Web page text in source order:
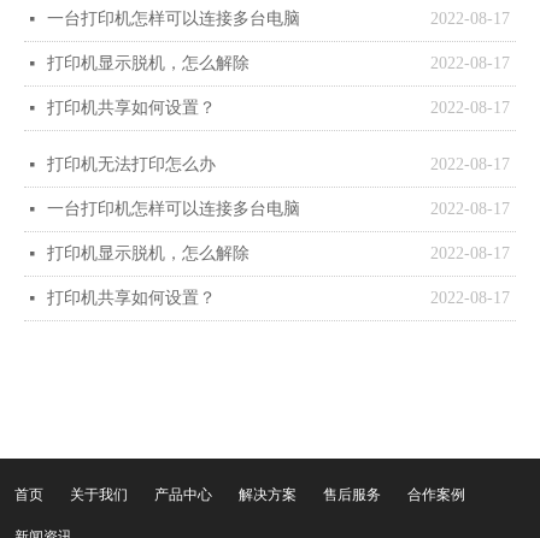
2022-08-17
넷 一台打印机怎样可以连接多台电脑
2022-08-17
넷 打印机显示脱机，怎么解除
2022-08-17
넷 打印机共享如何设置？
2022-08-17
넷 打印机无法打印怎么办
2022-08-17
넷 一台打印机怎样可以连接多台电脑
2022-08-17
넷 打印机显示脱机，怎么解除
2022-08-17
넷 打印机共享如何设置？
首页 关于我们 产品中心 解决方案 售后服务 合作案例